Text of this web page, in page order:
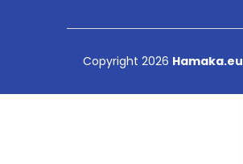
Copyright 2026 Hamaka.eu